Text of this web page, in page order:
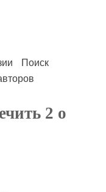
Поиск
2 о